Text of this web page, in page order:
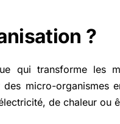
?
qui transforme les
micro-organismes
de chaleur ou